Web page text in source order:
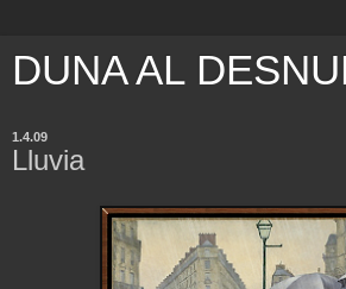
DUNA AL
1.4.09
Lluvia